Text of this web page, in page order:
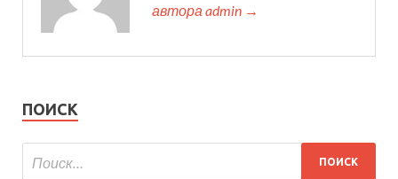
автора admin →
ПОИСК